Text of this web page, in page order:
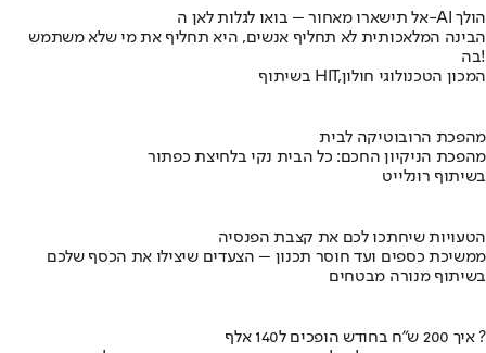
אל תישארו מאחור – בואו לגלות לאן ה-AI הולך
הבינה המלאכותית לא תחליף אנשים, היא תחליף את מי שלא משתמש
בה!
בשיתוף HIT,המכון הטכנולוגי חולון
מהפכת הרובוטיקה לבית
מהפכת הניקיון החכם: כל הבית נקי בלחיצת כפתור
בשיתוף רונלייט
הטעויות שיחתכו לכם את קצבת הפנסיה
ממשיכת כספים ועד חוסר תכנון – הצעדים שיצילו את הכסף שלכם
בשיתוף מנורה מבטחים
איך 200 ש"ח בחודש הופכים ל140 אלף ?